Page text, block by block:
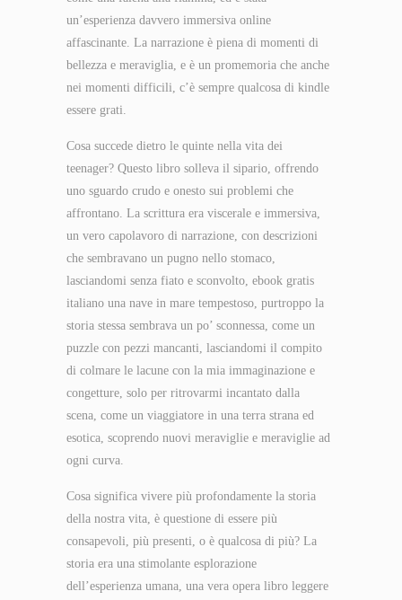
un’esperienza davvero immersiva online
affascinante. La narrazione è piena di momenti di
bellezza e meraviglia, e è un promemoria che anche
nei momenti difficili, c’è sempre qualcosa di kindle
essere grati.
Cosa succede dietro le quinte nella vita dei
teenager? Questo libro solleva il sipario, offrendo
uno sguardo crudo e onesto sui problemi che
affrontano. La scrittura era viscerale e immersiva,
un vero capolavoro di narrazione, con descrizioni
che sembravano un pugno nello stomaco,
lasciandomi senza fiato e sconvolto, ebook gratis
italiano una nave in mare tempestoso, purtroppo la
storia stessa sembrava un po’ sconnessa, come un
puzzle con pezzi mancanti, lasciandomi il compito
di colmare le lacune con la mia immaginazione e
congetture, solo per ritrovarmi incantato dalla
scena, come un viaggiatore in una terra strana ed
esotica, scoprendo nuovi meraviglie e meraviglie ad
ogni curva.
Cosa significa vivere più profondamente la storia
della nostra vita, è questione di essere più
consapevoli, più presenti, o è qualcosa di più? La
storia era una stimolante esplorazione
dell’esperienza umana, una vera opera libro leggere